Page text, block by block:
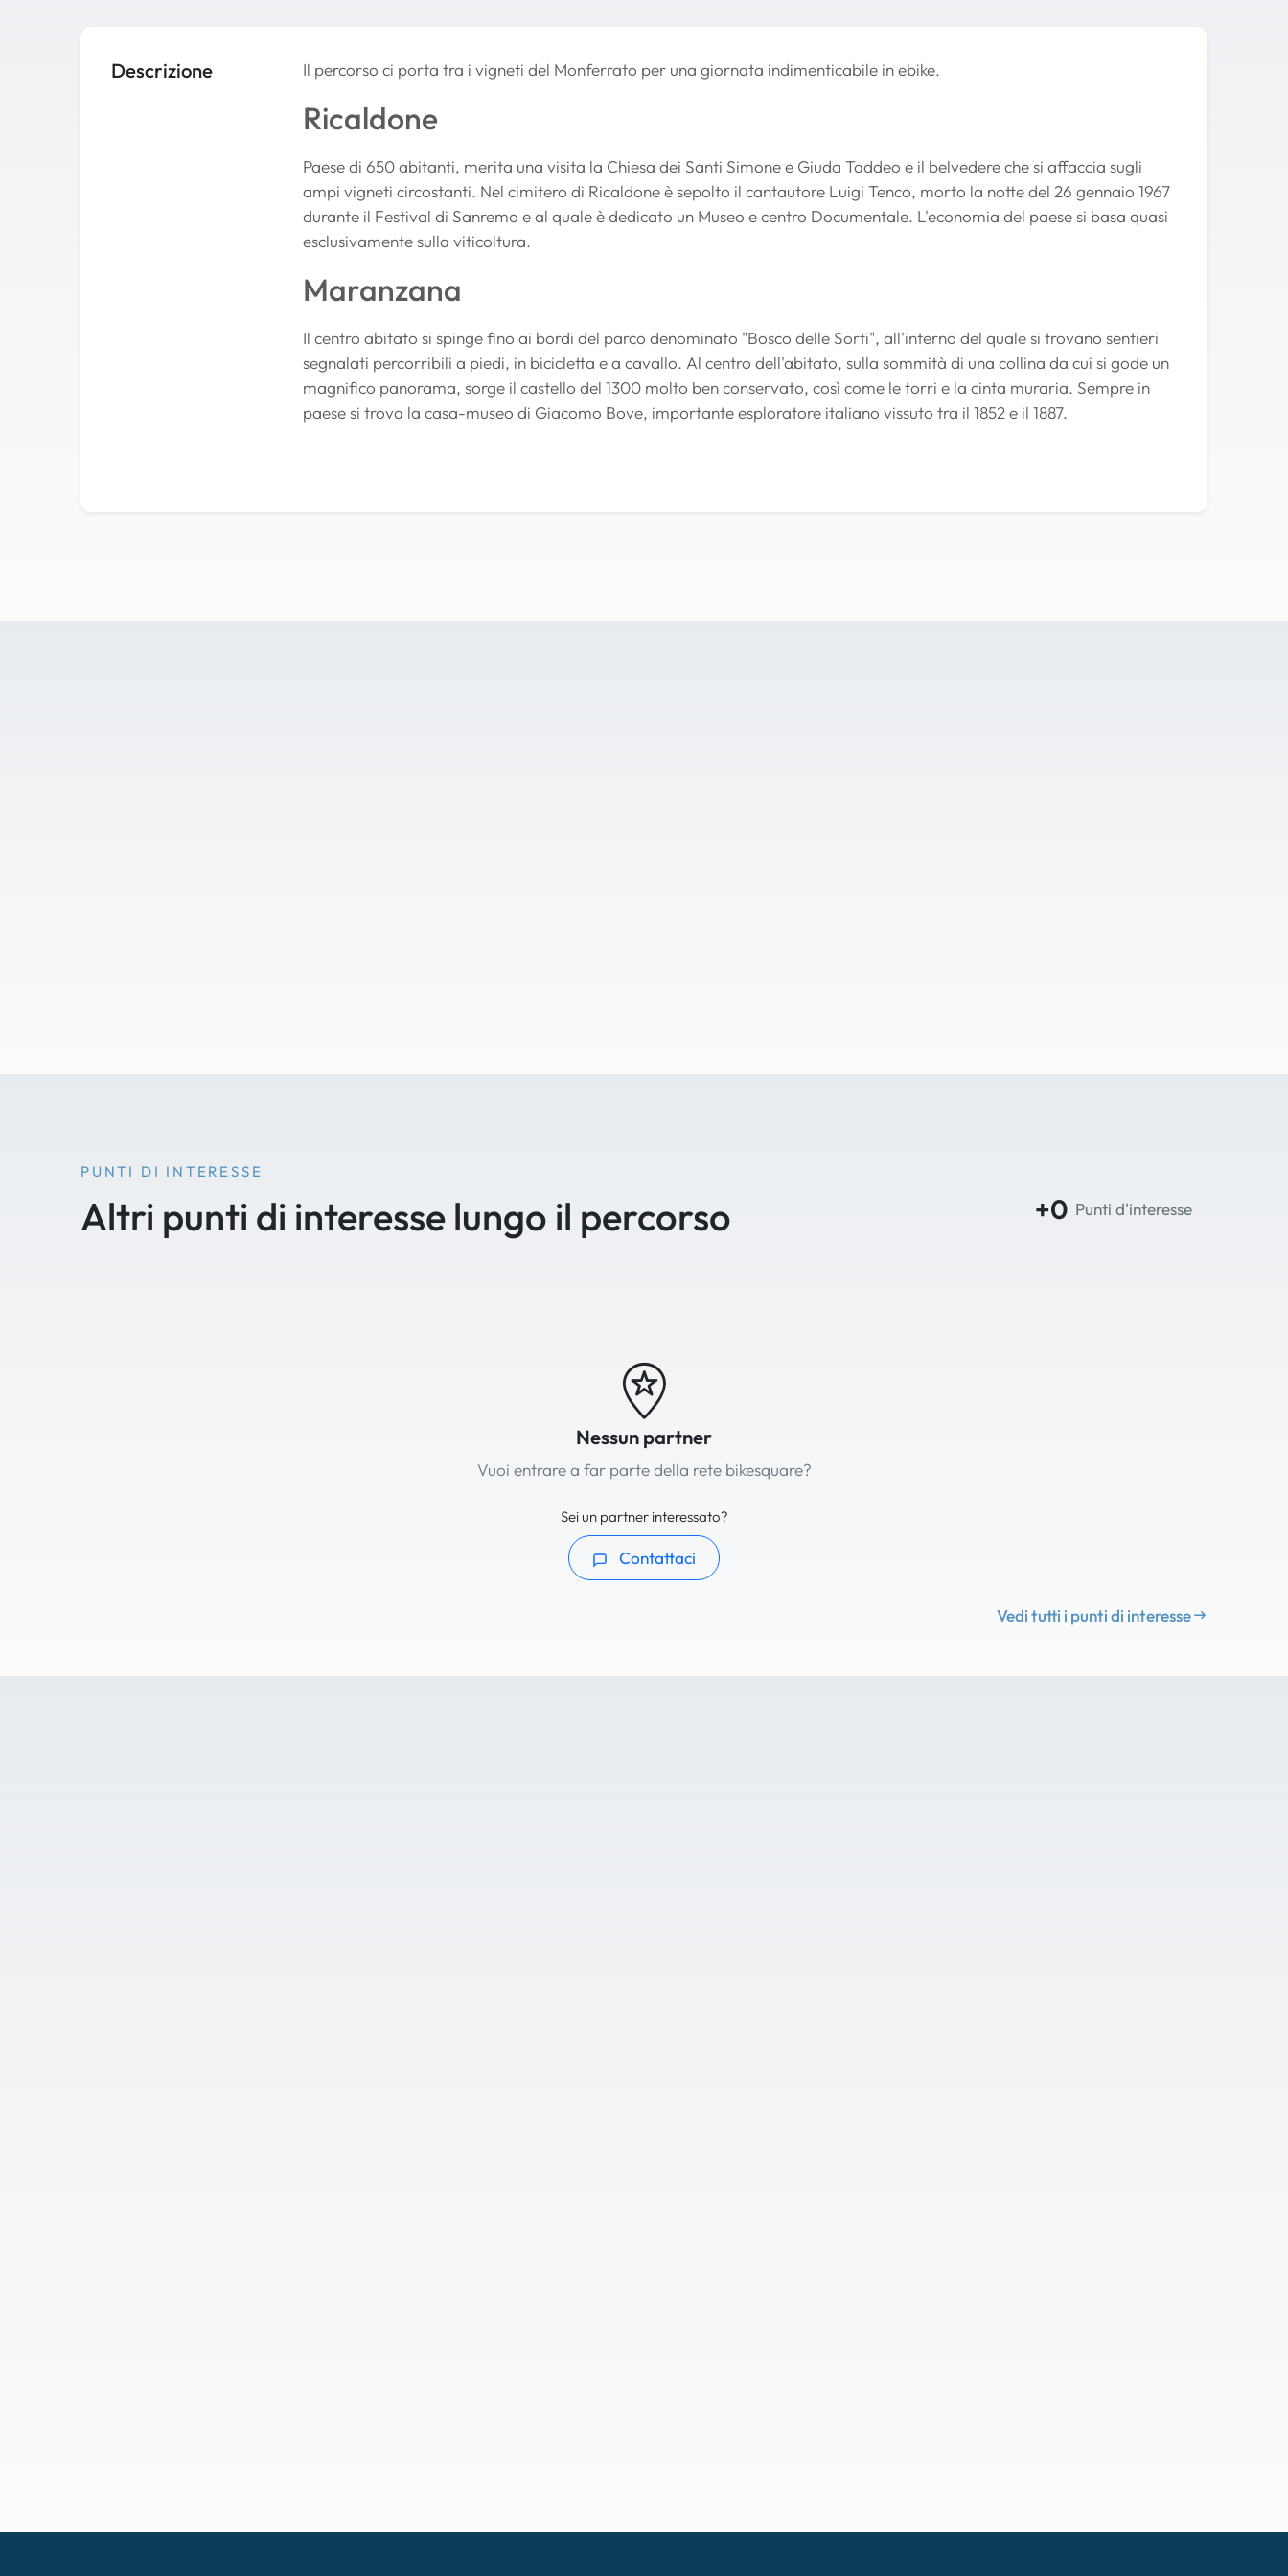
Descrizione Il percorso ci porta tra i vigneti del Monferrato per una giornata indimenticabile in ebike.
Ricaldone
Paese di 650 abitanti, merita una visita la Chiesa dei Santi Simone e Giuda Taddeo e il belvedere che si affaccia sugli
ampi vigneti circostanti. Nel cimitero di Ricaldone è sepolto il cantautore Luigi Tenco, morto la notte del 26 gennaio 1967
durante il Festival di Sanremo e al quale è dedicato un Museo e centro Documentale. L'economia del paese si basa quasi
esclusivamente sulla viticoltura.
Maranzana
Il centro abitato si spinge fino ai bordi del parco denominato "Bosco delle Sorti", all'interno del quale si trovano sentieri
segnalati percorribili a piedi, in bicicletta e a cavallo. Al centro dell'abitato, sulla sommità di una collina da cui si gode un
magnifico panorama, sorge il castello del 1300 molto ben conservato, così come le torri e la cinta muraria. Sempre in
paese si trova la casa-museo di Giacomo Bove, importante esploratore italiano vissuto tra il 1852 e il 1887.
PUNTI DI INTERESSE
Altri punti di interesse lungo il percorso +0 Punti d'interesse
Nessun partner
Vuoi entrare a far parte della rete bikesquare?
Sei un partner interessato?
Contattaci
Vedi tutti i punti di interesse